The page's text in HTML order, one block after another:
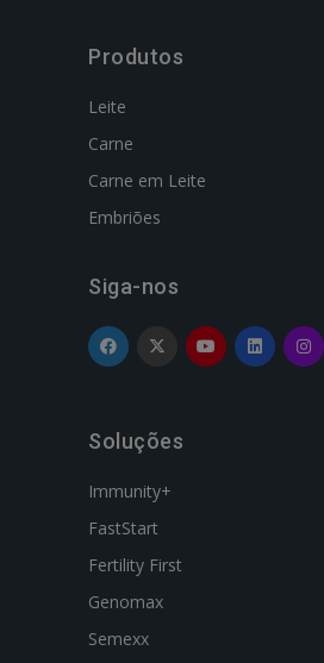
Produtos
Leite
Carne
Carne em Leite
Embriões
Siga-nos
Soluções
Immunity+
FastStart
Fertility First
Genomax
Semexx